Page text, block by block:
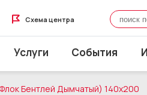
Услуги События
Схема центра
Бентлей Дымчатый) 140x200